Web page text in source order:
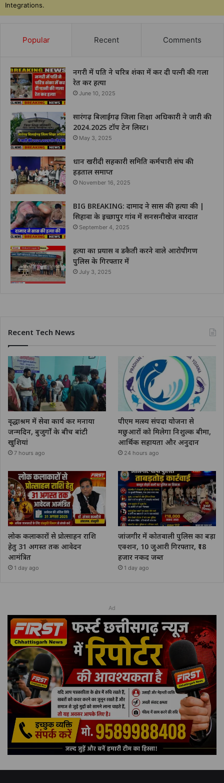
Integrations.
Popular Recent Comments
नगरी में पति ने चरित्र शंका में कर दी पत्नी की गला
रेत कर हत्या
June 10, 2025
सारंगढ़ बिलाईगढ़ जिला शिक्षा अधिकारी ने जारी की
2024.2025 टॉप टेन लिस्ट।
May 3, 2025
धान खरीदी सहकारी समिति कर्मचारी संघ की
हड़ताल समाप्त
November 16, 2025
BIG BREAKING: दामाद ने सास की हत्या की |
सिहावा के इच्छापुर गांव में सनसनीखेज वारदात
September 4, 2025
हत्या का प्रयास व डकैती करने वाले आरोपीगण
पुलिस के गिरफ्तार में
July 3, 2025
Recent Tech News
वृद्धाश्रम में सेवा कार्य कर मनाया
जन्मदिन, बुजुर्गों के बीच बांटी
खुशियां
7 hours ago
पीएम मत्स्य संपदा योजना से
मछुआरों को मिलेगा निशुल्क बीमा,
आर्थिक सहायता और अनुदान
24 hours ago
लोक कलाकारों से प्रोत्साहन राशि
हेतु 31 अगस्त तक आवेदन
आमंत्रित
1 day ago
जांजगीर में कोतवाली पुलिस का बड़ा
एक्शन, 10 जुआरी गिरफ्तार, ₹18
हजार नकद जब्त
1 day ago
Ad